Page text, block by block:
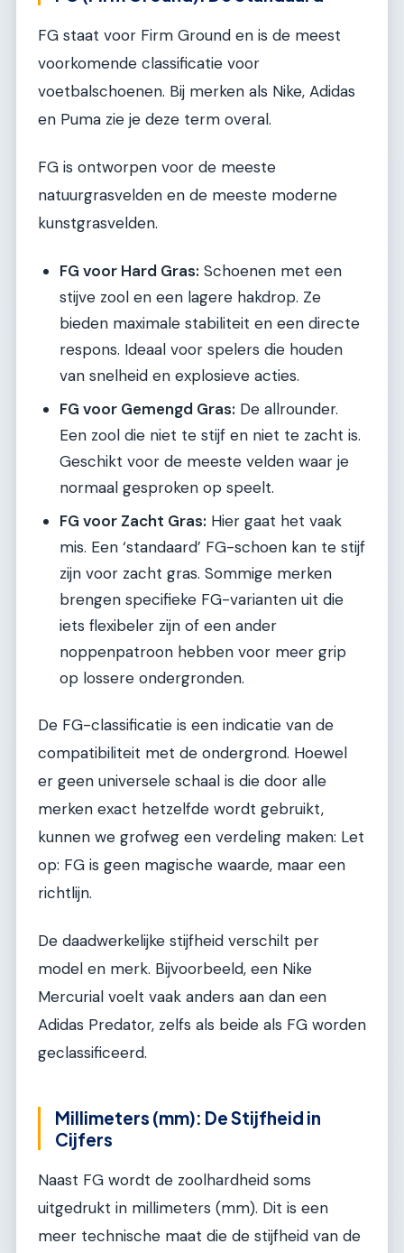
FG staat voor Firm Ground en is de meest
voorkomende classificatie voor
voetbalschoenen. Bij merken als Nike, Adidas
en Puma zie je deze term overal.
FG is ontworpen voor de meeste
natuurgrasvelden en de meeste moderne
kunstgrasvelden.
FG voor Hard Gras: Schoenen met een
stijve zool en een lagere hakdrop. Ze
bieden maximale stabiliteit en een directe
respons. Ideaal voor spelers die houden
van snelheid en explosieve acties.
FG voor Gemengd Gras: De allrounder.
Een zool die niet te stijf en niet te zacht is.
Geschikt voor de meeste velden waar je
normaal gesproken op speelt.
FG voor Zacht Gras: Hier gaat het vaak
mis. Een ‘standaard’ FG-schoen kan te stijf
zijn voor zacht gras. Sommige merken
brengen specifieke FG-varianten uit die
iets flexibeler zijn of een ander
noppenpatroon hebben voor meer grip
op lossere ondergronden.
De FG-classificatie is een indicatie van de
compatibiliteit met de ondergrond. Hoewel
er geen universele schaal is die door alle
merken exact hetzelfde wordt gebruikt,
kunnen we grofweg een verdeling maken: Let
op: FG is geen magische waarde, maar een
richtlijn.
De daadwerkelijke stijfheid verschilt per
model en merk. Bijvoorbeeld, een Nike
Mercurial voelt vaak anders aan dan een
Adidas Predator, zelfs als beide als FG worden
geclassificeerd.
Millimeters (mm): De Stijfheid in
Cijfers
Naast FG wordt de zoolhardheid soms
uitgedrukt in millimeters (mm). Dit is een
meer technische maat die de stijfheid van de